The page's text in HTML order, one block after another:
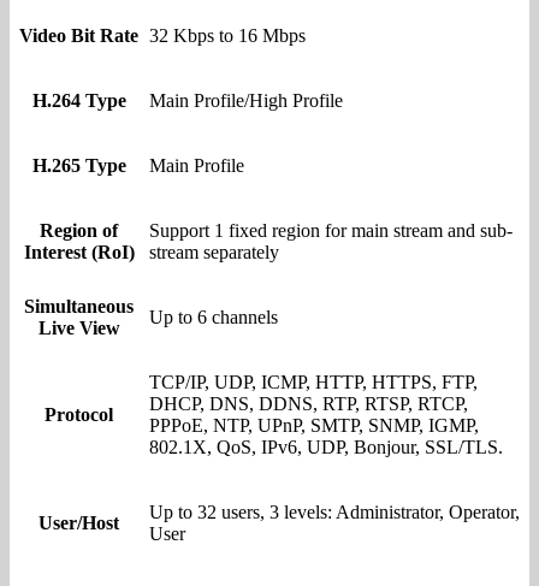
Video Bit Rate 32 Kbps to 16 Mbps
H.264 Type Main Profile/High Profile
H.265 Type Main Profile
Region of
Interest (RoI)
Support 1 fixed region for main stream and sub-
stream separately
Simultaneous
Live View
Up to 6 channels
Protocol
TCP/IP, UDP, ICMP, HTTP, HTTPS, FTP,
DHCP, DNS, DDNS, RTP, RTSP, RTCP,
PPPoE, NTP, UPnP, SMTP, SNMP, IGMP,
802.1X, QoS, IPv6, UDP, Bonjour, SSL/TLS.
User/Host
Up to 32 users, 3 levels: Administrator, Operator,
User